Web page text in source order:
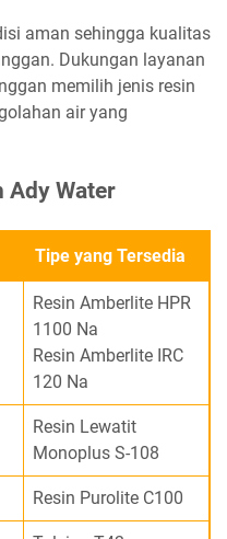
aman sehingga kualitas
Dukungan layanan
memilih jenis resin
air yang
Ady Water
Tipe yang Tersedia
Resin Amberlite HPR
1100 Na
Resin Amberlite IRC
120 Na
Resin Lewatit
Monoplus S-108
Resin Purolite C100